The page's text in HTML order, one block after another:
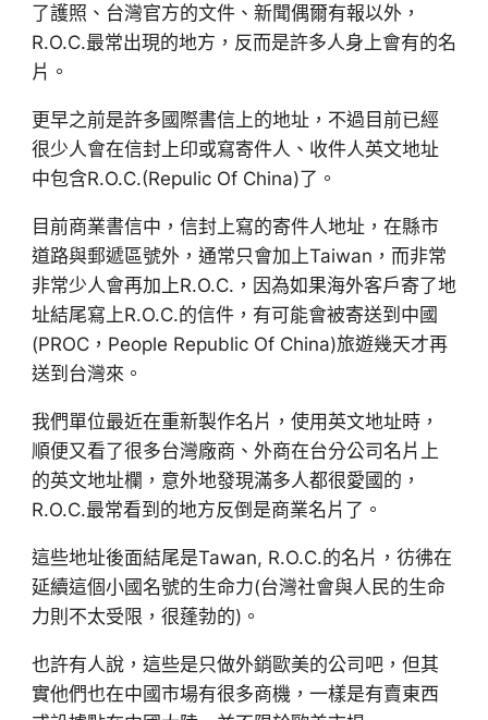
了護照、台灣官方的文件、新聞偶爾有報以外，
R.O.C.最常出現的地方，反而是許多人身上會有的名
片。
更早之前是許多國際書信上的地址，不過目前已經
很少人會在信封上印或寫寄件人、收件人英文地址
中包含R.O.C.(Repulic Of China)了。
目前商業書信中，信封上寫的寄件人地址，在縣市
道路與郵遞區號外，通常只會加上Taiwan，而非常
非常少人會再加上R.O.C.，因為如果海外客戶寄了地
址結尾寫上R.O.C.的信件，有可能會被寄送到中國
(PROC，People Republic Of China)旅遊幾天才再
送到台灣來。
我們單位最近在重新製作名片，使用英文地址時，
順便又看了很多台灣廠商、外商在台分公司名片上
的英文地址欄，意外地發現滿多人都很愛國的，
R.O.C.最常看到的地方反倒是商業名片了。
這些地址後面結尾是Tawan, R.O.C.的名片，彷彿在
延續這個小國名號的生命力(台灣社會與人民的生命
力則不太受限，很蓬勃的)。
也許有人說，這些是只做外銷歐美的公司吧，但其
實他們也在中國市場有很多商機，一樣是有賣東西